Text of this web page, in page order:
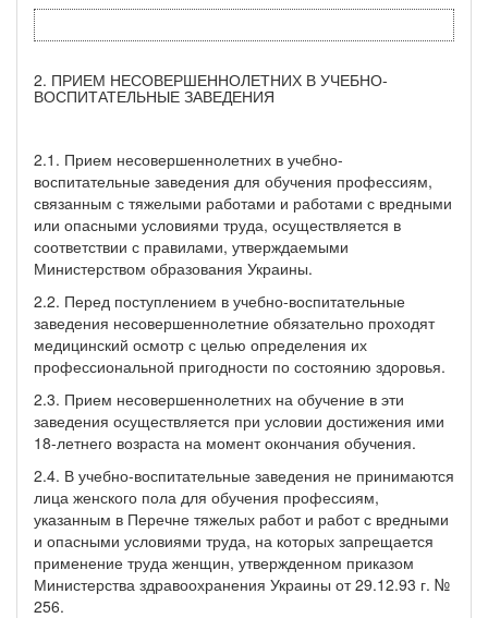
2. ПРИЕМ НЕСОВЕРШЕННОЛЕТНИХ В УЧЕБНО-
ВОСПИТАТЕЛЬНЫЕ ЗАВЕДЕНИЯ
2.1. Прием несовершеннолетних в учебно-
воспитательные заведения для обучения профессиям,
связанным с тяжелыми работами и работами с вредными
или опасными условиями труда, осуществляется в
соответствии с правилами, утверждаемыми
Министерством образования Украины.
2.2. Перед поступлением в учебно-воспитательные
заведения несовершеннолетние обязательно проходят
медицинский осмотр с целью определения их
профессиональной пригодности по состоянию здоровья.
2.3. Прием несовершеннолетних на обучение в эти
заведения осуществляется при условии достижения ими
18-летнего возраста на момент окончания обучения.
2.4. В учебно-воспитательные заведения не принимаются
лица женского пола для обучения профессиям,
указанным в Перечне тяжелых работ и работ с вредными
и опасными условиями труда, на которых запрещается
применение труда женщин, утвержденном приказом
Министерства здравоохранения Украины от 29.12.93 г. №
256.